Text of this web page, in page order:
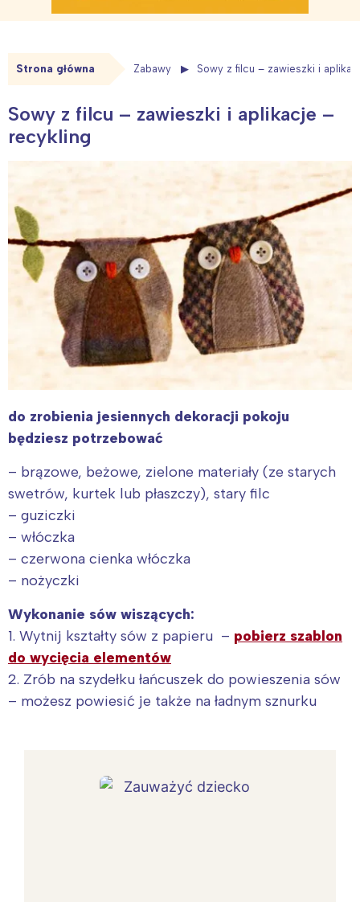
Strona główna Zabawy Sowy z filcu – zawieszki i
Sowy z filcu – zawieszki i aplikacje –
recykling
do zrobienia jesiennych dekoracji pokoju
będziesz potrzebować
– brązowe, beżowe, zielone materiały (ze starych
swetrów, kurtek lub płaszczy), stary filc
– guziczki
– włóczka
– czerwona cienka włóczka
– nożyczki
Wykonanie sów wiszących:
1. Wytnij kształty sów z papieru – pobierz szablon
do wycięcia elementów
2. Zrób na szydełku łańcuszek do powieszenia sów
– możesz powiesić je także na ładnym sznurku